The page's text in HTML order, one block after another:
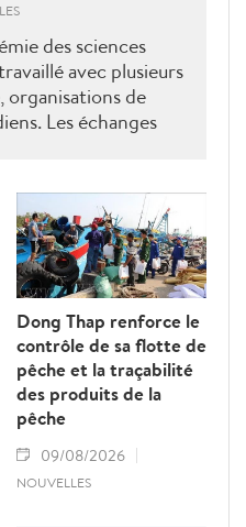
des sciences
avec plusieurs
de
Les échanges
et de mise
contribuant ainsi à
stratégique
Vietnam et l’Inde.
Dong Thap renforce le
contrôle de sa flotte de
pêche et la traçabilité
des produits de la
pêche
09/08/2026
NOUVELLES